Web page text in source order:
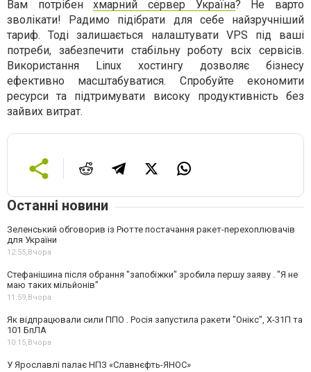
Вам потрібенхмарний сервер Україна? Не варто
зволікати! Радимо підібрати для себе найзручніший
тариф. Тоді залишається налаштувати VPS під ваші
потреби, забезпечити стабільну роботу всіх сервісів.
Використання Linux хостингу дозволяє бізнесу
ефективно масштабуватися. Спробуйте економити
ресурси та підтримувати високу продуктивність без
зайвих витрат.
Останні новини
Зеленський обговорив із Рютте постачання ракет-перехоплювачів
для України
12:55, Вчора
Стефанішина після обрання "запобіжки" зробила першу заяву . "Я не
маю таких мільйонів"
11:59, Вчора
Як відпрацювали сили ППО . Росія запустила ракети "Онікс", Х-31П та
101 БпЛА
10:15, Вчора
У Ярославлі палає НПЗ «Славнєфть-ЯНОС»